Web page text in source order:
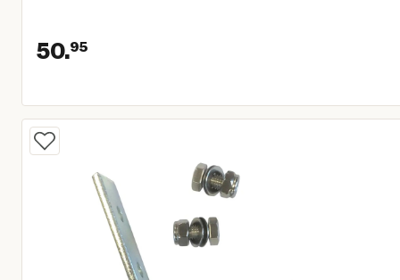
50.95
Huidige prijs € 50,95